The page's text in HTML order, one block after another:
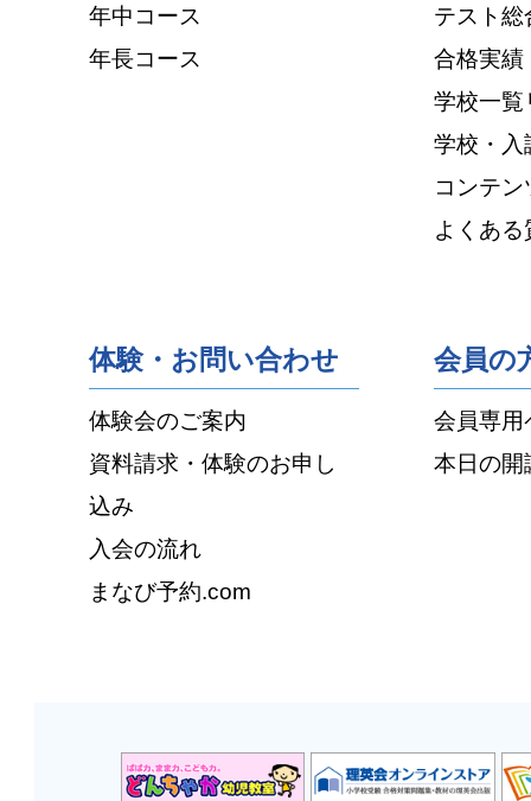
年中コース
年長コース
テスト総
合格実績
学校一覧
学校・入
コンテン
よくある
体験・お問い合わせ
体験会のご案内
資料請求・体験のお申し
込み
入会の流れ
まなび予約.com
会員の
会員専用
本日の開